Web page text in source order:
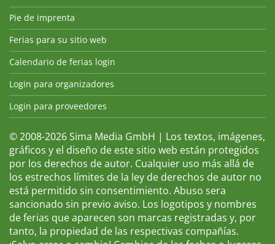
Pie de imprenta
Ferias para su sitio web
Calendario de ferias login
Login para organizadores
Login para proveedores
© 2008-2026 Sima Media GmbH | Los textos, imágenes,
gráficos y el diseño de este sitio web están protegidos
por los derechos de autor. Cualquier uso más allá de
los estrechos límites de la ley de derechos de autor no
está permitido sin consentimiento. Abuso sera
sancionado sin previo aviso. Los logotipos y nombres
de ferias que aparecen son marcas registradas y, por
tanto, la propiedad de las respectivas compañías.